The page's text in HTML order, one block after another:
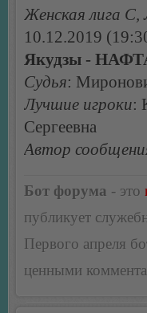
Женская лига
10.12.2019
Якудзы -
Судья:
Лучшие игроки:
Сергеевна
Автор
Бот форума - это
публикует
Первого апреля
ценными